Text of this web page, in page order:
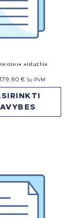
sutartis
179,90€ Su PVM